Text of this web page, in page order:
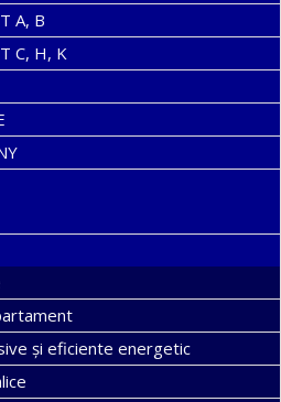
A, B
C, H, K
şi eficiente energetic